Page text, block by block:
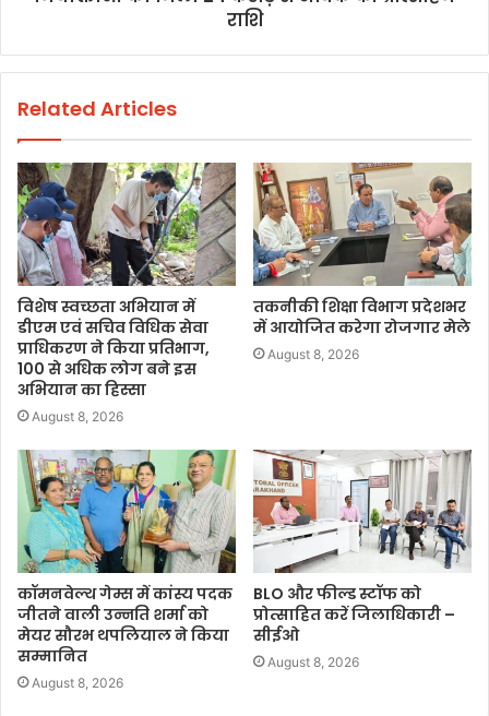
राशि
Related Articles
विशेष स्वच्छता अभियान में
डीएम एवं सचिव विधिक सेवा
प्राधिकरण ने किया प्रतिभाग,
100 से अधिक लोग बने इस
अभियान का हिस्सा
August 8, 2026
तकनीकी शिक्षा विभाग प्रदेशभर
में आयोजित करेगा रोजगार मेले
August 8, 2026
कॉमनवेल्थ गेम्स में कांस्य पदक
जीतने वाली उन्नति शर्मा को
मेयर सौरभ थपलियाल ने किया
सम्मानित
August 8, 2026
BLO और फील्ड स्टॉफ को
प्रोत्साहित करें जिलाधिकारी –
सीईओ
August 8, 2026